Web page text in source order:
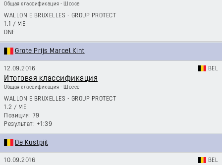
Общая классификация - Шоссе
WALLONIE BRUXELLES - GROUP PROTECT
1.1 / ME
DNF
Grote Prijs Marcel Kint
12.09.2016 BEL
Итоговая классификация
Общая классификация - Шоссе
WALLONIE BRUXELLES - GROUP PROTECT
1.2 / ME
79
+1:39
De Kustpijl
10.09.2016 BEL